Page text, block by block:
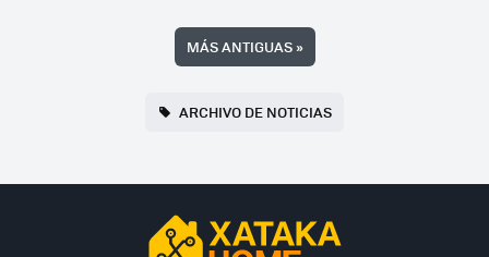
MÁS ANTIGUAS»
ARCHIVO DE NOTICIAS